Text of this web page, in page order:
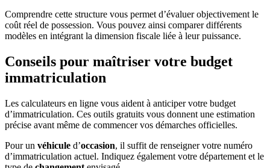
Comprendre cette structure vous permet d’évaluer objectivement le
coût réel de possession. Vous pouvez ainsi comparer différents
modèles en intégrant la dimension fiscale liée à leur puissance.
Conseils pour maîtriser votre budget
immatriculation
Les calculateurs en ligne vous aident à anticiper votre budget
d’immatriculation. Ces outils gratuits vous donnent une estimation
précise avant même de commencer vos démarches officielles.
Pour un véhicule d’occasion, il suffit de renseigner votre numéro
d’immatriculation actuel. Indiquez également votre département et le